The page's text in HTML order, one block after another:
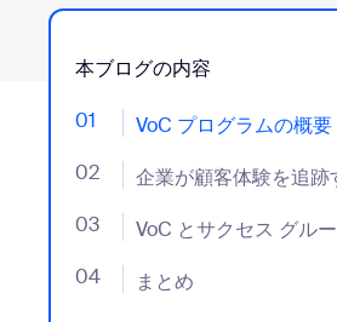
本ブログの内容
01 VoC プログラムの概要
- Jumplink to VoC プログラム
02 企業が顧客体験を追跡
- Jumplink to 企業が顧客体験
03 VoC とサクセス グル
- Jumplink to VoC とサクセス
04 まとめ
- Jumplink to まとめ